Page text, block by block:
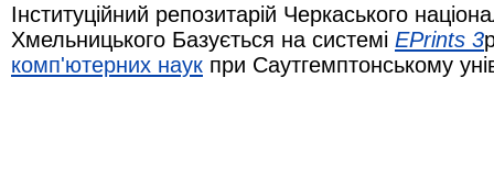
Інституційний репозитарій Черкаського
Хмельницького Базується на системі EPrints 3
комп'ютерних наук при Саутгемптонському